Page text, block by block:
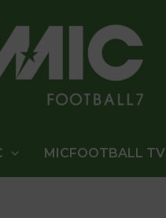
MICFOOTBALL TV